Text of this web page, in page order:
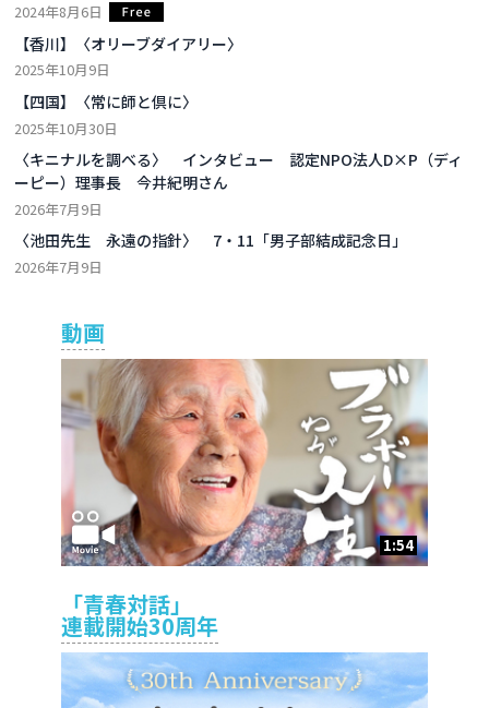
2024年8月6日
【香川】〈オリーブダイアリー〉
2025年10月9日
【四国】〈常に師と倶に〉
2025年10月30日
〈キニナルを調べる〉 インタビュー 認定NPO法人D×P（ディ
ーピー）理事長 今井紀明さん
2026年7月9日
〈池田先生 永遠の指針〉 7・11「男子部結成記念日」
2026年7月9日
動画
1:54
「青春対話」
連載開始30周年